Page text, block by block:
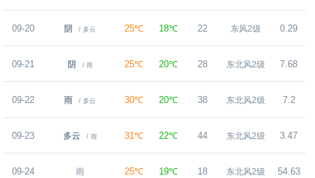
09-20 阴 / 多云 25℃ 18℃ 22 东风2级 0.29
09-21 阴 / 雨 25℃ 20℃ 28 东北风2级 7.68
09-22 雨 / 多云 30℃ 20℃ 38 东北风2级 7.2
09-23 多云 / 雨 31℃ 22℃ 44 东北风2级 3.47
09-24 雨 25℃ 19℃ 18 东北风2级 54.63